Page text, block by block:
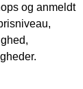
og anmeldt